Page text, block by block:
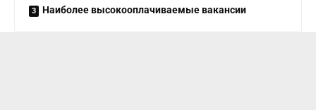
Наиболее высокооплачиваемые вакансии